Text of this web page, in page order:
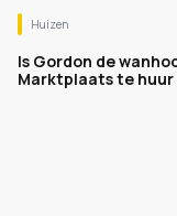
Huizen
Is Gordon de
Marktplaats te huur